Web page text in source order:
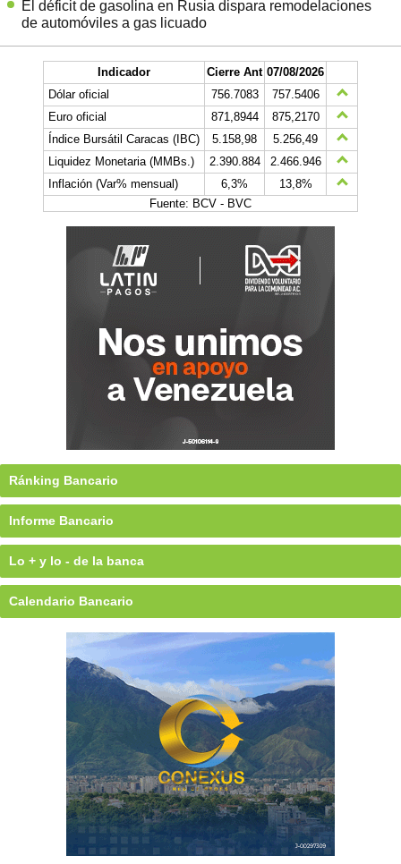
El déficit de gasolina en Rusia dispara remodelaciones
de automóviles a gas licuado
Indicador Cierre Ant 07/08/2026
Dólar oficial
756.7083
757.5406
Euro oficial
871,8944
875,2170
Índice Bursátil Caracas (IBC)
5.158,98
5.256,49
Liquidez Monetaria (MMBs.)
2.390.884
2.466.946
Inflación (Var% mensual)
6,3%
13,8%
Fuente: BCV - BVC
Ránking Bancario
Informe Bancario
Lo + y lo - de la banca
Calendario Bancario